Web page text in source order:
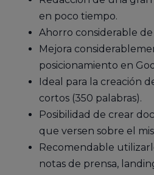
en poco tiempo.
Ahorro considerable
Mejora
posicionamiento en
Ideal para la creación
cortos (350 palabras).
Posibilidad de crear
que versen sobre el
Recomendable
notas de prensa,